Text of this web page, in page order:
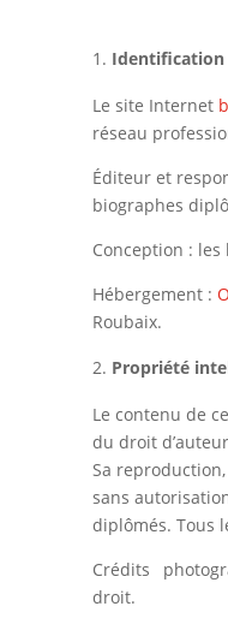
Identification
Le site Internet
réseau
Éditeur et
biographes
Conception :
Hébergement :
Roubaix.
Propriété
Le contenu de
du droit
Sa
sans
diplômés. Tous
Crédits
droit.